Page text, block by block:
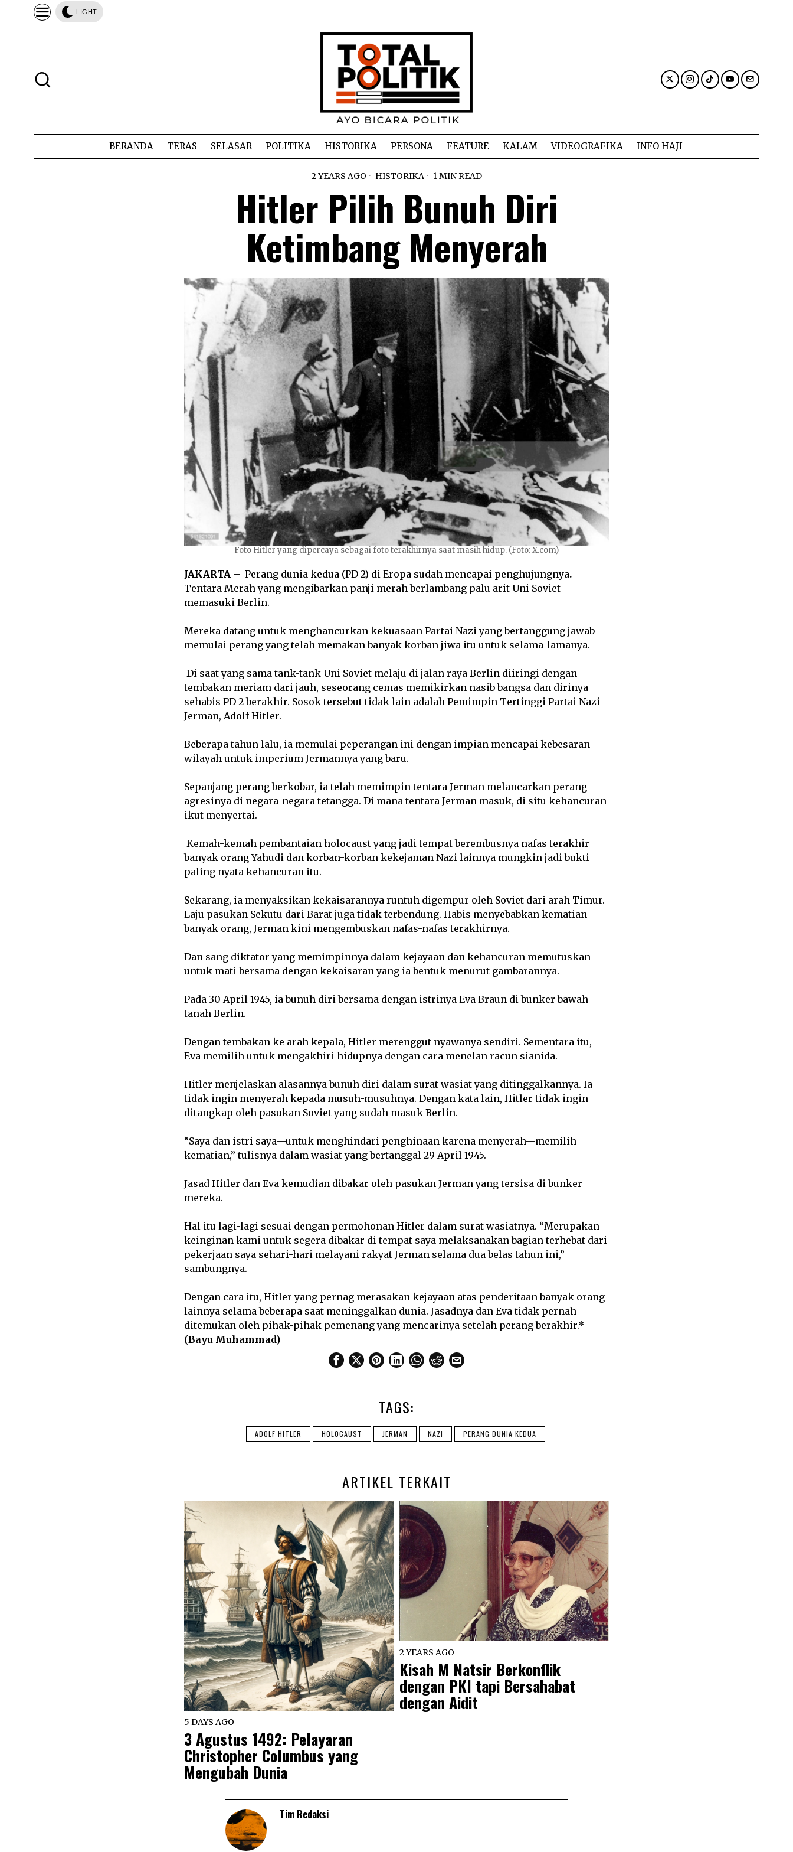
LIGHT
BERANDA TERAS SELASAR POLITIKA HISTORIKA PERSONA FEATURE KALAM VIDEOGRAFIKA INFO HAJI
2 YEARS AGO HISTORIKA 1 MIN READ
Hitler Pilih Bunuh Diri
Ketimbang Menyerah
Foto Hitler yang dipercaya sebagai foto terakhirnya saat masih hidup. (Foto: X.com)
JAKARTA – Perang dunia kedua (PD 2) di Eropa sudah mencapai penghujungnya.
Tentara Merah yang mengibarkan panji merah berlambang palu arit Uni Soviet
memasuki Berlin.
Mereka datang untuk menghancurkan kekuasaan Partai Nazi yang bertanggung jawab
memulai perang yang telah memakan banyak korban jiwa itu untuk selama-lamanya.
Di saat yang sama tank-tank Uni Soviet melaju di jalan raya Berlin diiringi dengan
tembakan meriam dari jauh, seseorang cemas memikirkan nasib bangsa dan dirinya
sehabis PD 2 berakhir. Sosok tersebut tidak lain adalah Pemimpin Tertinggi Partai Nazi
Jerman, Adolf Hitler.
Beberapa tahun lalu, ia memulai peperangan ini dengan impian mencapai kebesaran
wilayah untuk imperium Jermannya yang baru.
Sepanjang perang berkobar, ia telah memimpin tentara Jerman melancarkan perang
agresinya di negara-negara tetangga. Di mana tentara Jerman masuk, di situ kehancuran
ikut menyertai.
Kemah-kemah pembantaian holocaust yang jadi tempat berembusnya nafas terakhir
banyak orang Yahudi dan korban-korban kekejaman Nazi lainnya mungkin jadi bukti
paling nyata kehancuran itu.
Sekarang, ia menyaksikan kekaisarannya runtuh digempur oleh Soviet dari arah Timur.
Laju pasukan Sekutu dari Barat juga tidak terbendung. Habis menyebabkan kematian
banyak orang, Jerman kini mengembuskan nafas-nafas terakhirnya.
Dan sang diktator yang memimpinnya dalam kejayaan dan kehancuran memutuskan
untuk mati bersama dengan kekaisaran yang ia bentuk menurut gambarannya.
Pada 30 April 1945, ia bunuh diri bersama dengan istrinya Eva Braun di bunker bawah
tanah Berlin.
Dengan tembakan ke arah kepala, Hitler merenggut nyawanya sendiri. Sementara itu,
Eva memilih untuk mengakhiri hidupnya dengan cara menelan racun sianida.
Hitler menjelaskan alasannya bunuh diri dalam surat wasiat yang ditinggalkannya. Ia
tidak ingin menyerah kepada musuh-musuhnya. Dengan kata lain, Hitler tidak ingin
ditangkap oleh pasukan Soviet yang sudah masuk Berlin.
“Saya dan istri saya—untuk menghindari penghinaan karena menyerah—memilih
kematian,” tulisnya dalam wasiat yang bertanggal 29 April 1945.
Jasad Hitler dan Eva kemudian dibakar oleh pasukan Jerman yang tersisa di bunker
mereka.
Hal itu lagi-lagi sesuai dengan permohonan Hitler dalam surat wasiatnya. “Merupakan
keinginan kami untuk segera dibakar di tempat saya melaksanakan bagian terhebat dari
pekerjaan saya sehari-hari melayani rakyat Jerman selama dua belas tahun ini,”
sambungnya.
Dengan cara itu, Hitler yang pernag merasakan kejayaan atas penderitaan banyak orang
lainnya selama beberapa saat meninggalkan dunia. Jasadnya dan Eva tidak pernah
ditemukan oleh pihak-pihak pemenang yang mencarinya setelah perang berakhir.*
(Bayu Muhammad)
TAGS:
ADOLF HITLER HOLOCAUST JERMAN NAZI PERANG DUNIA KEDUA
ARTIKEL TERKAIT
5 DAYS AGO
3 Agustus 1492: Pelayaran
Christopher Columbus yang
Mengubah Dunia
2 YEARS AGO
Kisah M Natsir Berkonflik
dengan PKI tapi Bersahabat
dengan Aidit
Tim Redaksi